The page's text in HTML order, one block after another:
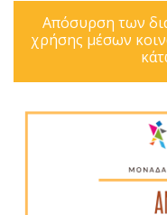
Απόσυρση των
χρήσης μέσων